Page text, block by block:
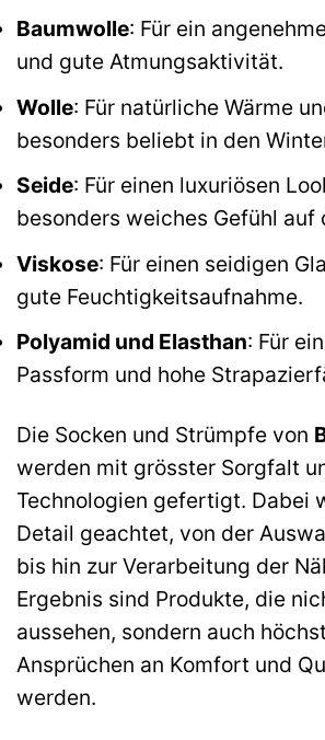
Baumwolle: Für ein
und gute Atmungsaktivität.
Wolle: Für natürliche Wärme
besonders beliebt in den
Seide: Für einen luxuriösen
besonders weiches Gefühl auf
Viskose: Für einen seidigen
gute Feuchtigkeitsaufnahme.
Polyamid und Elasthan: Für
Passform und hohe
Die Socken und Strümpfe von
werden mit grösster Sorgfalt
Technologien gefertigt. Dabei
Detail geachtet, von der
bis hin zur Verarbeitung der
Ergebnis sind Produkte, die
aussehen, sondern auch
Ansprüchen an Komfort und
werden.